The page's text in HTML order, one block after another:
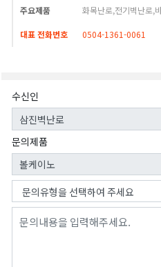
주요제품 화목난로,전기벽난로,
대표 전화번호 0504-1361-0061
수신인
문의제품